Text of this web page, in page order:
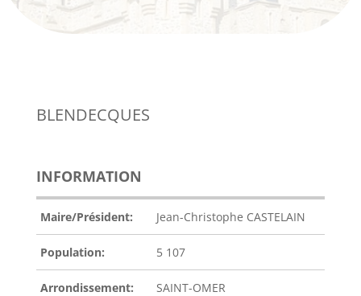
BLENDECQUES
INFORMATION
Maire/Président: Jean-Christophe CASTELAIN
Population: 5 107
Arrondissement: SAINT-OMER